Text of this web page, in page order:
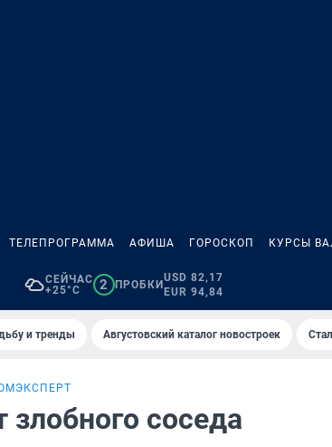
ТЕЛЕПРОГРАММА АФИША ГОРОСКОП КУРСЫ
СЕЙЧАС
+25°C
2 ПРОБКИ
USD 82,17
EUR 94,84
и тренды Августовский каталог новостроек
злобного соседа